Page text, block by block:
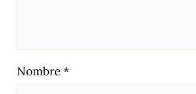
Nombre *